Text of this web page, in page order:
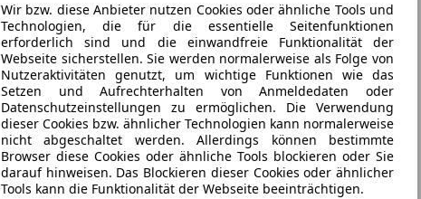
Wir bzw. diese Anbieter nutzen Cookies oder ähnliche Tools und
Technologien, die für die essentielle Seitenfunktionen
erforderlich sind und die einwandfreie Funktionalität der
Webseite sicherstellen. Sie werden normalerweise als Folge von
Nutzeraktivitäten genutzt, um wichtige Funktionen wie das
Setzen und Aufrechterhalten von Anmeldedaten oder
Datenschutzeinstellungen zu ermöglichen. Die Verwendung
dieser Cookies bzw. ähnlicher Technologien kann normalerweise
nicht abgeschaltet werden. Allerdings können bestimmte
Browser diese Cookies oder ähnliche Tools blockieren oder Sie
darauf hinweisen. Das Blockieren dieser Cookies oder ähnlicher
Tools kann die Funktionalität der Webseite beeinträchtigen.